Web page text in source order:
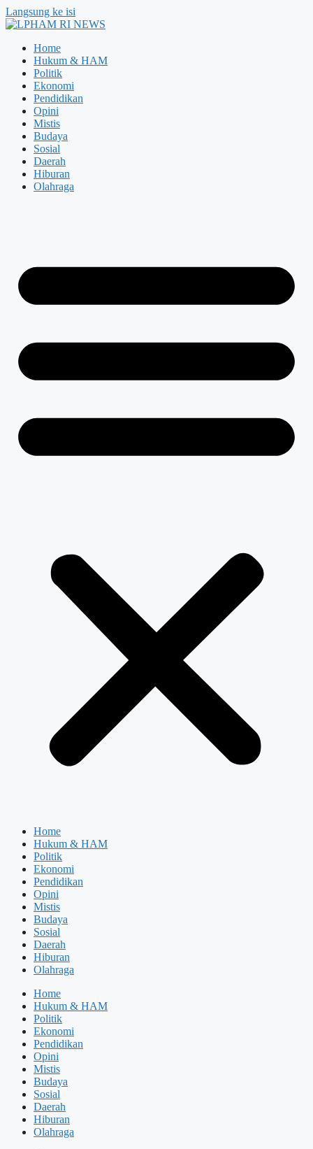
Langsung ke isi
Home
Hukum & HAM
Politik
Ekonomi
Pendidikan
Opini
Mistis
Budaya
Sosial
Daerah
Hiburan
Olahraga
Home
Hukum & HAM
Politik
Ekonomi
Pendidikan
Opini
Mistis
Budaya
Sosial
Daerah
Hiburan
Olahraga
Home
Hukum & HAM
Politik
Ekonomi
Pendidikan
Opini
Mistis
Budaya
Sosial
Daerah
Hiburan
Olahraga